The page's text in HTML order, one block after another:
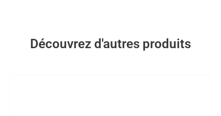
Découvrez d'autres produits